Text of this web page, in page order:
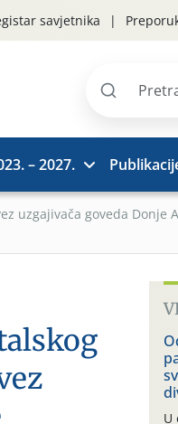
savjetnika
Pretraži
– 2027.
uzgajivača goveda Donje
U